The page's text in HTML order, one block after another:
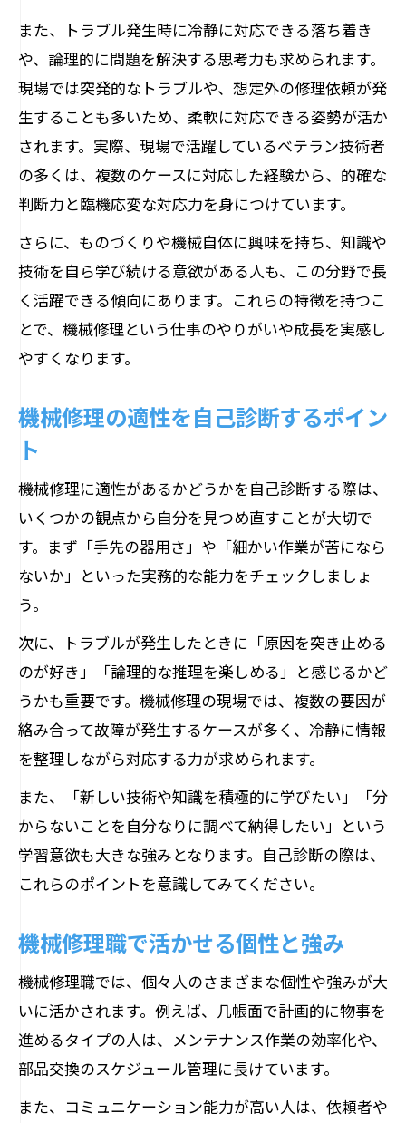
また、トラブル発生時に冷静に対応できる落ち着き
や、論理的に問題を解決する思考力も求められます。
現場では突発的なトラブルや、想定外の修理依頼が発
生することも多いため、柔軟に対応できる姿勢が活か
されます。実際、現場で活躍しているベテラン技術者
の多くは、複数のケースに対応した経験から、的確な
判断力と臨機応変な対応力を身につけています。
さらに、ものづくりや機械自体に興味を持ち、知識や
技術を自ら学び続ける意欲がある人も、この分野で長
く活躍できる傾向にあります。これらの特徴を持つこ
とで、機械修理という仕事のやりがいや成長を実感し
やすくなります。
機械修理の適性を自己診断するポイン
ト
機械修理に適性があるかどうかを自己診断する際は、
いくつかの観点から自分を見つめ直すことが大切で
す。まず「手先の器用さ」や「細かい作業が苦になら
ないか」といった実務的な能力をチェックしましょ
う。
次に、トラブルが発生したときに「原因を突き止める
のが好き」「論理的な推理を楽しめる」と感じるかど
うかも重要です。機械修理の現場では、複数の要因が
絡み合って故障が発生するケースが多く、冷静に情報
を整理しながら対応する力が求められます。
また、「新しい技術や知識を積極的に学びたい」「分
からないことを自分なりに調べて納得したい」という
学習意欲も大きな強みとなります。自己診断の際は、
これらのポイントを意識してみてください。
機械修理職で活かせる個性と強み
機械修理職では、個々人のさまざまな個性や強みが大
いに活かされます。例えば、几帳面で計画的に物事を
進めるタイプの人は、メンテナンス作業の効率化や、
部品交換のスケジュール管理に長けています。
また、コミュニケーション能力が高い人は、依頼者や